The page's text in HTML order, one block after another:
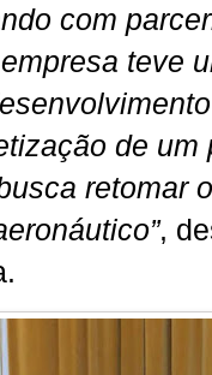
com
teve
de
retomar
,